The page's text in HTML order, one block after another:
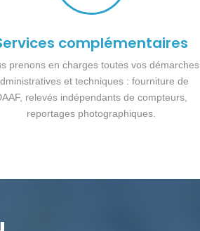
complémentaires
prenons en charges toutes vos démarches
et techniques : fourniture de
relevés indépendants de compteurs,
reportages photographiques.